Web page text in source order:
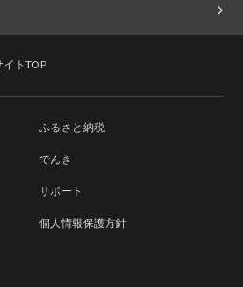
イトTOP
ふるさと納税
でんき
サポート
個人情報保護方針